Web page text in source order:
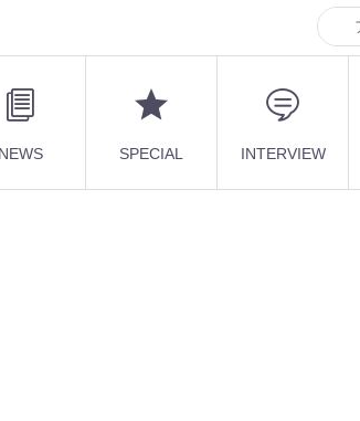
NEWS SPECIAL INTERVIEW